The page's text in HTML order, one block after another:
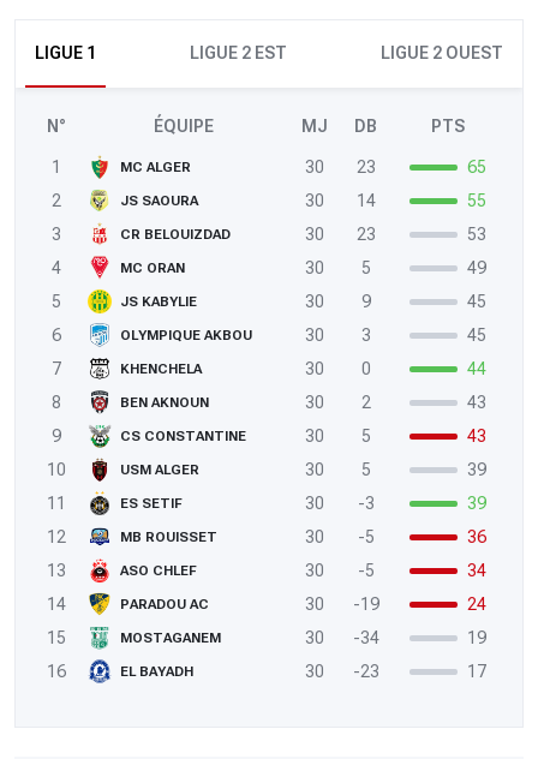
LIGUE 1 LIGUE 2 EST LIGUE 2 OUEST
N° ÉQUIPE MJ DB PTS
1 MC ALGER 30 23
65
2
JS SAOURA 30 14
55
3
CR BELOUIZDAD 30 23
53
4
MC ORAN 30 5
49
5
JS KABYLIE 30 9
45
6
OLYMPIQUE AKBOU 30 3
45
7
KHENCHELA 30 0
44
8
BEN AKNOUN 30 2
43
9
CS CONSTANTINE 30 5
43
10
USM ALGER 30 5
39
11
ES SETIF 30 -3
39
12
MB ROUISSET 30 -5
36
13
ASO CHLEF 30 -5
34
14
PARADOU AC 30 -19
24
15
MOSTAGANEM 30 -34
19
16
EL BAYADH 30 -23 17